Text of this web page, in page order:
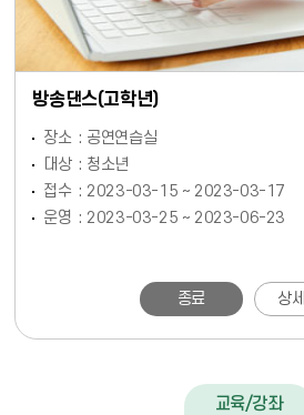
방송댄스(고학년)
장소
공연연습실
대상
청소년
접수
2023-03-15 ~ 2023-03-17
운영
2023-03-25 ~ 2023-06-23
종료 상
교육/강좌